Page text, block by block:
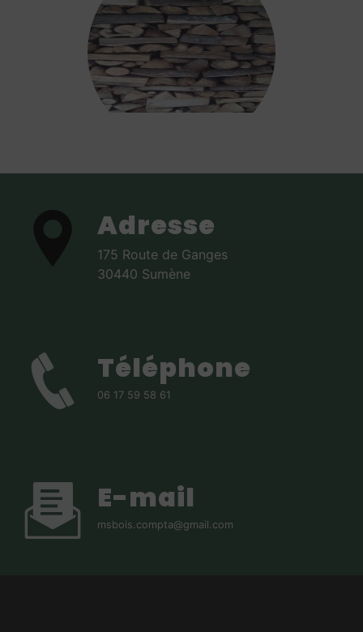
Adresse
175 Route de Ganges
30440 Sumène
Téléphone
06 17 59 58 61
E-mail
msbois.compta@gmail.com